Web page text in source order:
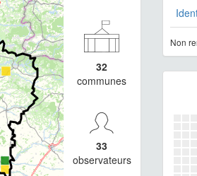
32
communes
33
observateurs
Non